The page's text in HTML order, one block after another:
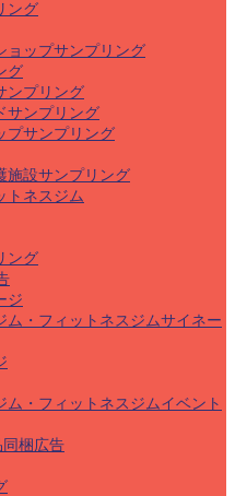
ング
ョップサンプリング
グ
ンプリング
サンプリング
プサンプリング
施設サンプリング
トネスジム
ング
ジ
ム・フィットネスジムサイネー
ム・フィットネスジムイベント
同梱広告